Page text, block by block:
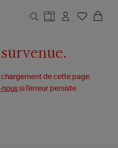
chargement de cette page.
nous si l’erreur persiste.